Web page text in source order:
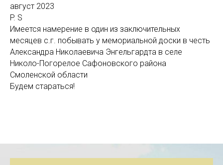
август 2023
P. S
Имеется намерение в один из заключительных
месяцев с.г. побывать у мемориальной доски в честь
Александра Николаевича Энгельгардта в селе
Николо-Погорелое Сафоновского района
Смоленской области
Будем стараться!